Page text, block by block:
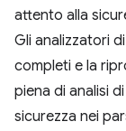
attento alla
Gli analizzatori
completi e la
piena di analisi
sicurezza nei